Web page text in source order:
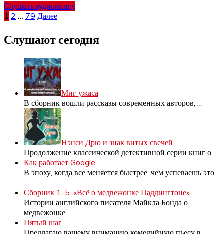
Слушать аудиокнигу
Пагинация
записей
1 2 79 Далее
Слушают сегодня
Миг ужаса
В сборник вошли рассказы современных авторов,
Нэнси Дрю и знак витых свечей
Продолжение классической детективной серии книг о
Как работает Google
В эпоху, когда все меняется быстрее, чем успеваешь это
Сборник 1-5. «Всё о медвежонке Паддингтоне»
Истории английского писателя Майкла Бонда о
медвежонке
Пятый шаг